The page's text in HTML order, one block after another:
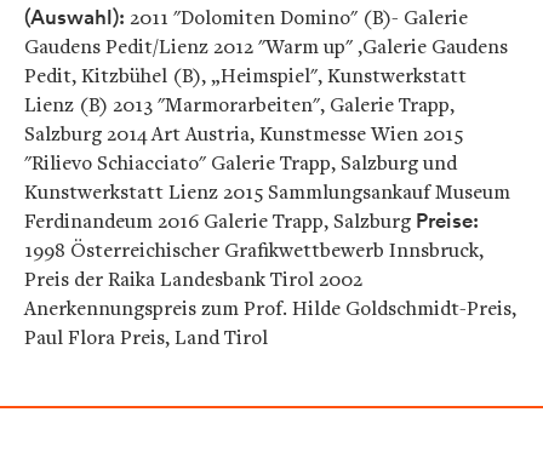
(Auswahl): 2011 "Dolomiten Domino" (B)- Galerie
Gaudens Pedit/Lienz 2012 "Warm up" ,Galerie Gaudens
Pedit, Kitzbühel (B), „Heimspiel", Kunstwerkstatt
Lienz (B) 2013 "Marmorarbeiten", Galerie Trapp,
Salzburg 2014 Art Austria, Kunstmesse Wien 2015
"Rilievo Schiacciato" Galerie Trapp, Salzburg und
Kunstwerkstatt Lienz 2015 Sammlungsankauf Museum
Ferdinandeum 2016 Galerie Trapp, Salzburg Preise:
1998 Österreichischer Grafikwettbewerb Innsbruck,
Preis der Raika Landesbank Tirol 2002
Anerkennungspreis zum Prof. Hilde Goldschmidt-Preis,
Paul Flora Preis, Land Tirol